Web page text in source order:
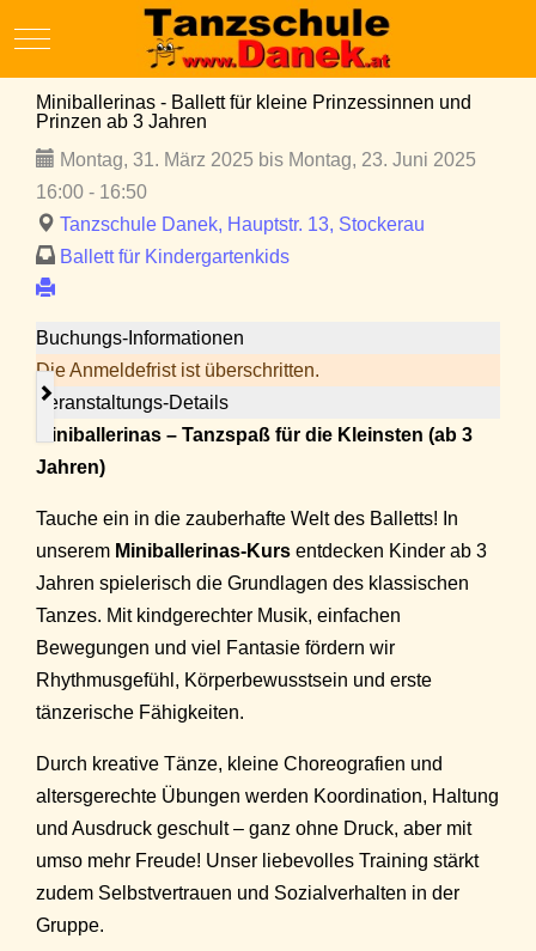
Mobile Menu Toggle
Miniballerinas - Ballett für kleine Prinzessinnen und
Prinzen ab 3 Jahren
Montag, 31. März 2025 bis Montag, 23. Juni 2025
16:00 - 16:50
Tanzschule Danek, Hauptstr. 13, Stockerau
Ballett für Kindergartenkids
Buchungs-Informationen
Die Anmeldefrist ist überschritten.
Veranstaltungs-Details
Miniballerinas – Tanzspaß für die Kleinsten (ab 3
Jahren)
Tauche ein in die zauberhafte Welt des Balletts! In
unserem Miniballerinas-Kurs entdecken Kinder ab 3
Jahren spielerisch die Grundlagen des klassischen
Tanzes. Mit kindgerechter Musik, einfachen
Bewegungen und viel Fantasie fördern wir
Rhythmusgefühl, Körperbewusstsein und erste
tänzerische Fähigkeiten.
Durch kreative Tänze, kleine Choreografien und
altersgerechte Übungen werden Koordination, Haltung
und Ausdruck geschult – ganz ohne Druck, aber mit
umso mehr Freude! Unser liebevolles Training stärkt
zudem Selbstvertrauen und Sozialverhalten in der
Gruppe.